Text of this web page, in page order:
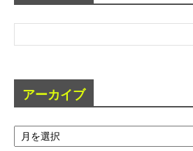
アーカイブ
ア
ー